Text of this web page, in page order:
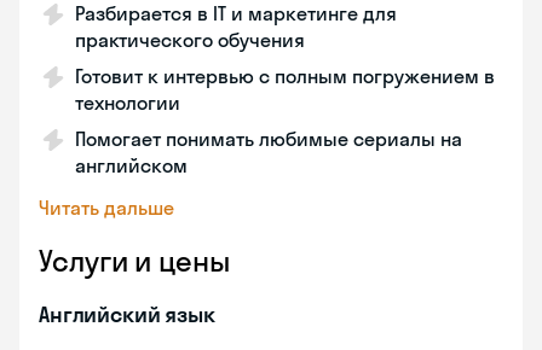
Разбирается в IT и маркетинге для
практического обучения
Готовит к интервью с полным погружением в
технологии
Помогает понимать любимые сериалы на
английском
Читать дальше
Услуги и цены
Английский язык